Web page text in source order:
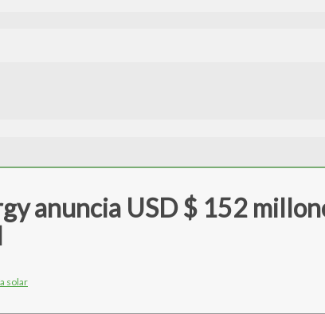
anuncia USD $ 152
solar